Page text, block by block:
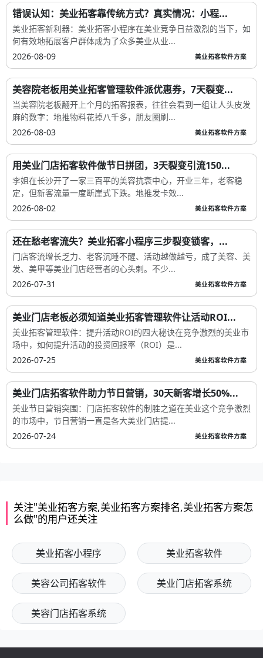
错误认知：美业拓客靠传统方式？真实情况：小程...
美业拓客新利器：美业拓客小程序在美业竞争日益激烈的当下，如
何有效地拓展客户群体成为了众多美业从业...
2026-08-09
美业拓客软件方案
美容院老板用美业拓客管理软件派优惠券，7天裂变...
当美容院老板翻开上个月的拓客报表，往往会看到一组让人头皮发
麻的数字：地推物料花掉八千多，朋友圈刷...
2026-08-03
美业拓客软件方案
用美业门店拓客软件做节日拼团，3天裂变引流150...
李姐在长沙开了一家三百平的美容抗衰中心，开业三年，老客稳
定，但新客流量一度断崖式下跌。地推发卡效...
2026-08-02
美业拓客软件方案
还在愁老客流失？美业拓客小程序三步裂变锁客，...
门店客流增长乏力、老客沉睡不醒、活动越做越亏，成了美容、美
发、美甲等美业门店经营者的心头刺。不少...
2026-07-31
美业拓客软件方案
美业门店老板必须知道美业拓客管理软件让活动ROI...
美业拓客管理软件：提升活动ROI的四大秘诀在竞争激烈的美业市
场中，如何提升活动的投资回报率（ROI）是...
2026-07-25
美业拓客软件方案
美业门店拓客软件助力节日营销，30天新客增长50%...
美业节日营销突围：门店拓客软件的制胜之道在美业这个竞争激烈
的市场中，节日营销一直是各大美业门店提...
2026-07-24
美业拓客软件方案
关注"美业拓客方案,美业拓客方案排名,美业拓客方案怎
么做"的用户还关注
美业拓客小程序 美业拓客软件
美容公司拓客软件 美业门店拓客系统
美容门店拓客系统